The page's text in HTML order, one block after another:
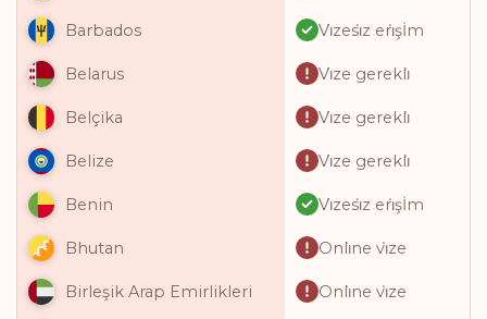
Barbados Vi̇zesi̇z eri̇şİm
Belarus Vi̇ze gerekli̇
Belçika Vi̇ze gerekli̇
Belize Vi̇ze gerekli̇
Benin Vi̇zesi̇z eri̇şİm
Bhutan Onli̇ne vi̇ze
Birleşik Arap Emirlikleri Onli̇ne vi̇ze